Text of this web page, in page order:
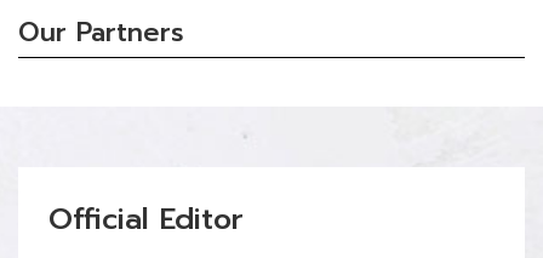
Our Partners
Official Editor